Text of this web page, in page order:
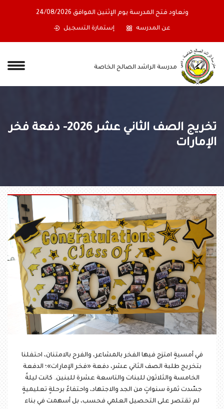
ونعاود فتح المدرسة يوم الإثنين الموافق 24/08/2026
عن المدرسه إستمارة التسجيل
مدرسة الراشد الصالح الخاصة
تخريج الصف الثاني عشر 2026- دفعة فخر
الإمارات
في أمسيةٍ امتزج فيها الفخر بالمشاعر، والفرح بالامتنان، احتفلنا
بتخريج طلبة الصف الثاني عشر، دفعة «فخر الإمارات»؛ الدفعة
الخامسة والثلاثون للبنات والتاسعة عشرة للبنين. كانت ليلةً
جسّدت ثمرة سنواتٍ من الجد والاجتهاد، واحتفاءً برحلةٍ تعليميةٍ
لم تقتصر على التحصيل العلمي فحسب، بل أسهمت في بناء